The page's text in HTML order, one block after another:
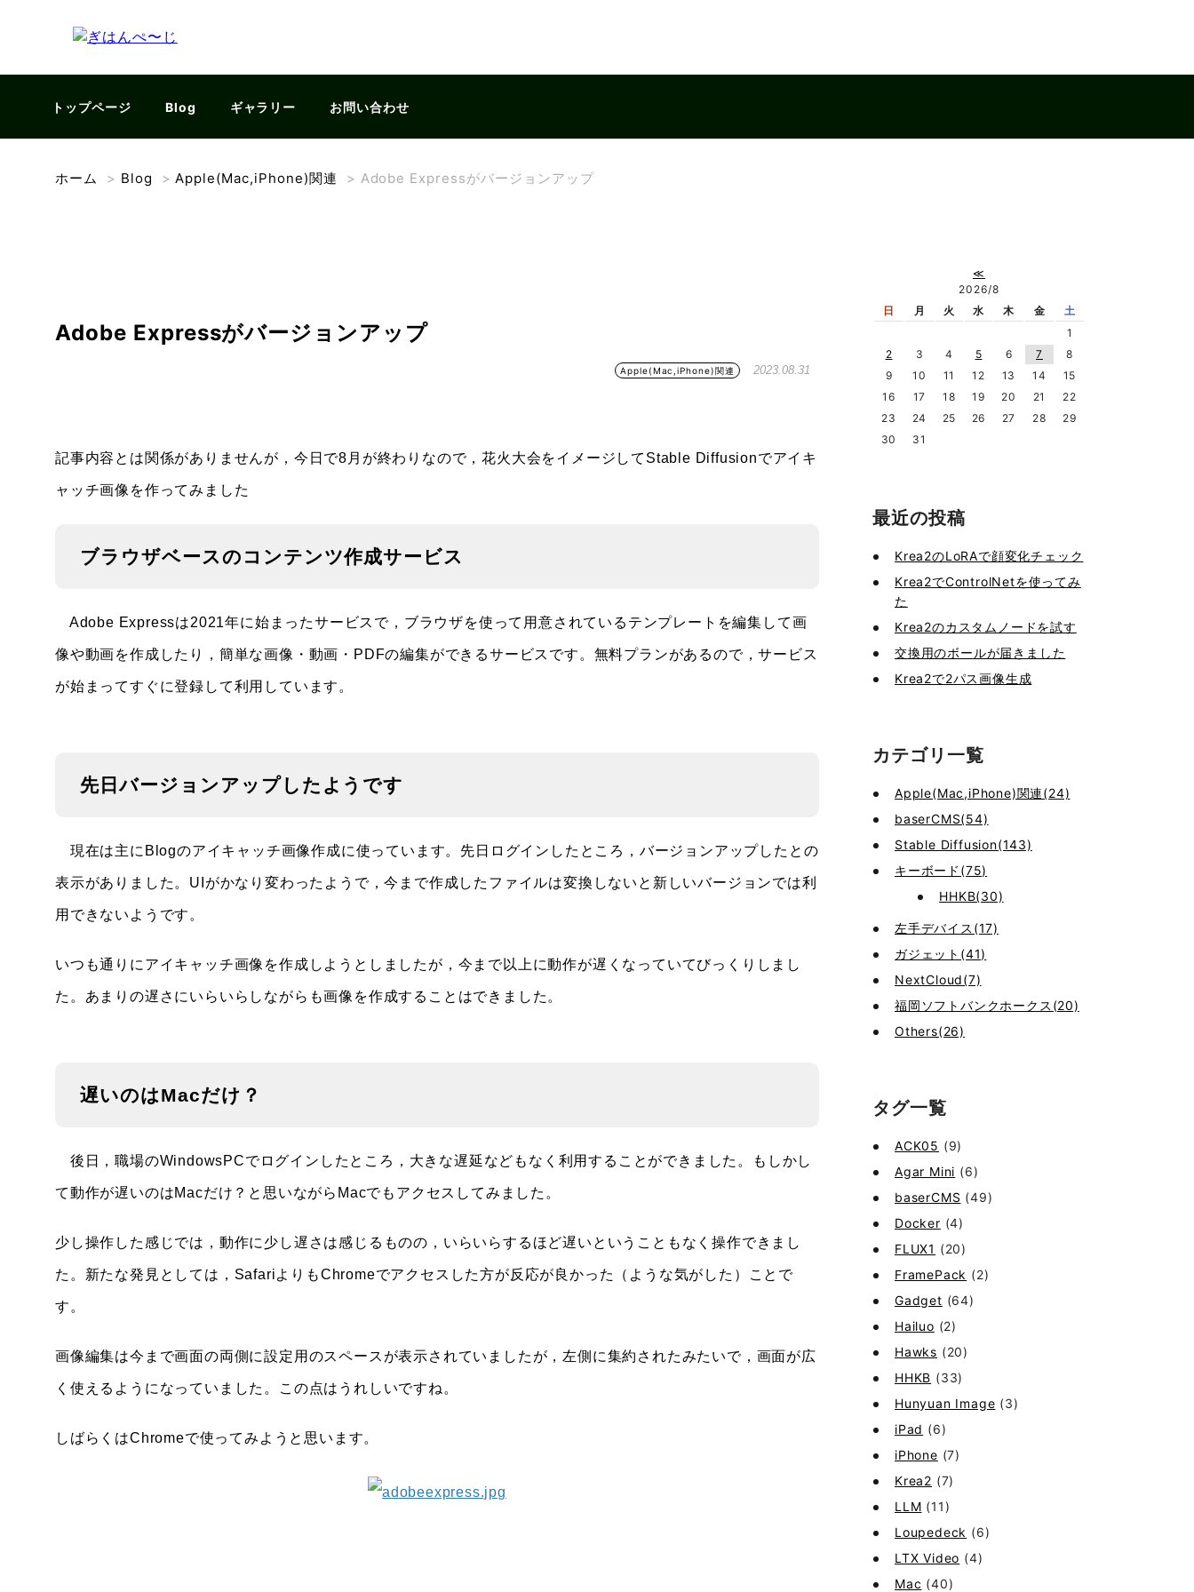
トップページ Blog ギャラリー お問い合わせ
ホーム > Blog >Apple(Mac,iPhone)関連 > Adobe Expressがバージョンアップ
Adobe Expressがバージョンアップ
Apple(Mac,iPhone)関連 2023.08.31
記事内容とは関係がありませんが，今日で8月が終わりなので，花火大会をイメージしてStable Diffusionでアイキ
ャッチ画像を作ってみました
ブラウザベースのコンテンツ作成サービス
Adobe Expressは2021年に始まったサービスで，ブラウザを使って用意されているテンプレートを編集して画
像や動画を作成したり，簡単な画像・動画・PDFの編集ができるサービスです。無料プランがあるので，サービス
が始まってすぐに登録して利用しています。
先日バージョンアップしたようです
現在は主にBlogのアイキャッチ画像作成に使っています。先日ログインしたところ，バージョンアップしたとの
表示がありました。UIがかなり変わったようで，今まで作成したファイルは変換しないと新しいバージョンでは利
用できないようです。
いつも通りにアイキャッチ画像を作成しようとしましたが，今まで以上に動作が遅くなっていてびっくりしまし
た。あまりの遅さにいらいらしながらも画像を作成することはできました。
遅いのはMacだけ？
後日，職場のWindowsPCでログインしたところ，大きな遅延などもなく利用することができました。もしかし
て動作が遅いのはMacだけ？と思いながらMacでもアクセスしてみました。
少し操作した感じでは，動作に少し遅さは感じるものの，いらいらするほど遅いということもなく操作できまし
た。新たな発見としては，SafariよりもChromeでアクセスした方が反応が良かった（ような気がした）ことで
す。
画像編集は今まで画面の両側に設定用のスペースが表示されていましたが，左側に集約されたみたいで，画面が広
く使えるようになっていました。この点はうれしいですね。
しばらくはChromeで使ってみようと思います。
≪
2026/8
日
月 火 水 木 金
土
1
2
3 4 5 6 7
8
9
10 11 12 13 14
15
16
17 18 19 20 21
22
23
24 25 26 27 28
29
30
31
最近の投稿
Krea2のLoRAで顔変化チェック
Krea2でControlNetを使ってみ
た
Krea2のカスタムノードを試す
交換用のボールが届きました
Krea2で2パス画像生成
カテゴリ一覧
Apple(Mac,iPhone)関連(24)
baserCMS(54)
Stable Diffusion(143)
キーボード(75)
HHKB(30)
左手デバイス(17)
ガジェット(41)
NextCloud(7)
福岡ソフトバンクホークス(20)
Others(26)
タグ一覧
ACK05 (9)
Agar Mini (6)
baserCMS (49)
Docker (4)
FLUX1 (20)
FramePack (2)
Gadget (64)
Hailuo (2)
Hawks (20)
HHKB (33)
Hunyuan Image (3)
iPad (6)
iPhone (7)
Krea2 (7)
LLM (11)
Loupedeck (6)
LTX Video (4)
Mac (40)